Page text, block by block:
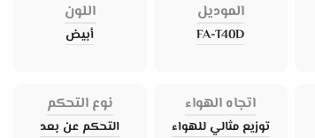
الموديل
FA-T40D
اللون
أبيض
اتجاه الهواء
توزيع مثالي للهواء
نوع التحكم
التحكم عن بعد